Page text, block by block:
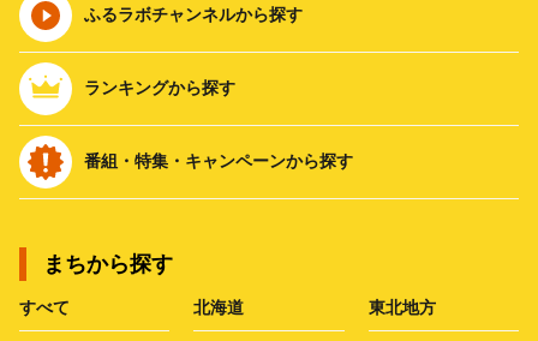
ふるラボチャンネルから探す
ランキングから探す
番組・特集・キャンペーンから探す
まちから探す
すべて 北海道 東北地方